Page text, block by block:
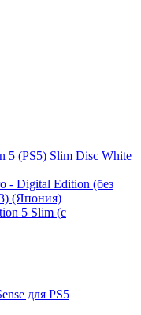
5 (PS5) Slim Disc White
- Digital Edition (без
(Япония)
5 Slim (с
для PS5